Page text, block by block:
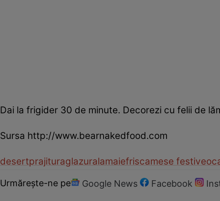
Dai la frigider 30 de minute. Decorezi cu felii de
Sursa http://www.bearnakedfood.com
desertprajituraglazuralamaiefriscamese festive
Urmărește-ne pe Google News Facebook